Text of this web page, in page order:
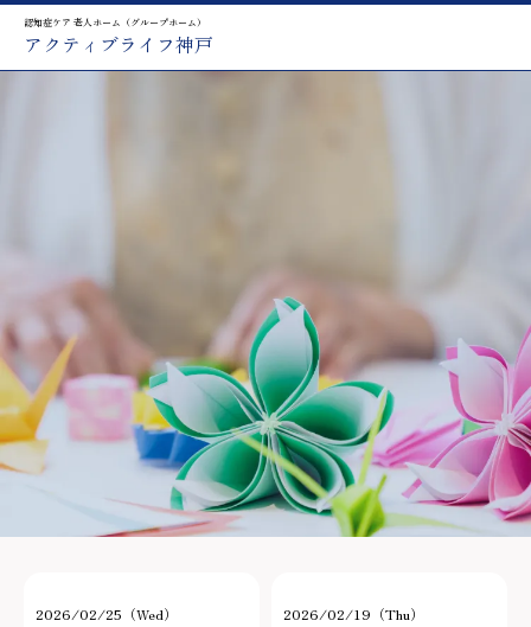
認知症ケア 老人ホーム（グループホーム）
アクティブライフ神戸
2026/02/25（Wed） 2026/02/19（Thu）